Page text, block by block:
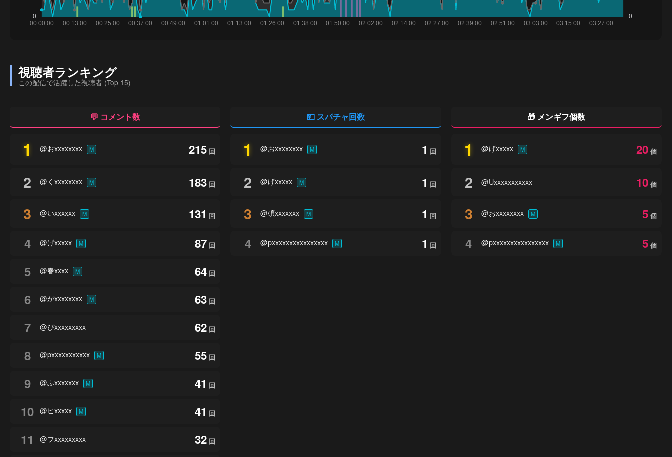
視聴者ランキング
この配信で活躍した視聴者 (Top 15)
💬 コメント数
1 @おxxxxxxxx M 215 回
2 @くxxxxxxxx M 183 回
3 @いxxxxxx M 131 回
4 @げxxxxx M 87 回
5 @春xxxx M 64 回
6 @がxxxxxxxx M 63 回
7 @ぴxxxxxxxxx 62 回
8 @pxxxxxxxxxxx M 55 回
9 @ふxxxxxxx M 41 回
10 @ピxxxxx M 41 回
11 @フxxxxxxxxx 32 回
💴 スパチャ回数
1 @おxxxxxxxx M 1 回
2 @げxxxxx M 1 回
3 @碩xxxxxxx M 1 回
4 @pxxxxxxxxxxxxxxxx M 1 回
🎁 メンギフ個数
1 @げxxxxx M 20 個
2 @Uxxxxxxxxxxx 10 個
3 @おxxxxxxxx M 5 個
4 @pxxxxxxxxxxxxxxxx M 5 個